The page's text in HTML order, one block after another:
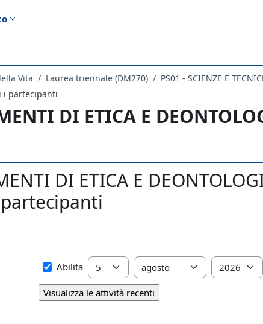
Vita Laurea triennale (DM270) PS01 - SCIENZE E
i partecipanti
DI ETICA E
DI ETICA E
DalAbilita Giorno Mese Anno